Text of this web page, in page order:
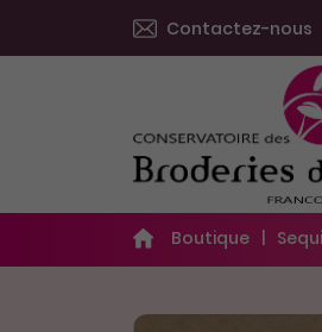
Contactez-nous
Boutique